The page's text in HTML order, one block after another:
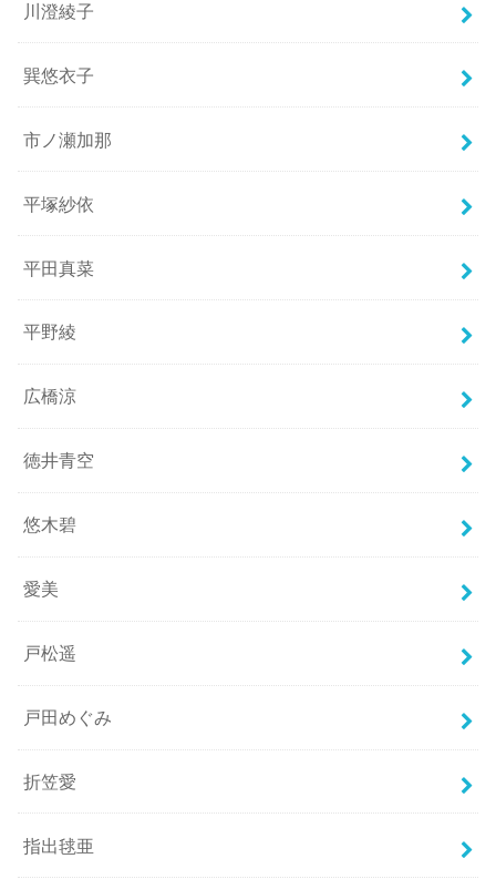
川澄綾子
巽悠衣子
市ノ瀬加那
平塚紗依
平田真菜
平野綾
広橋涼
徳井青空
悠木碧
愛美
戸松遥
戸田めぐみ
折笠愛
指出毬亜